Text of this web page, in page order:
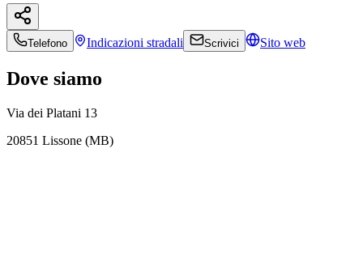
Telefono Indicazioni stradali Scrivici Sito web
Dove siamo
Via dei Platani 13
20851 Lissone (MB)